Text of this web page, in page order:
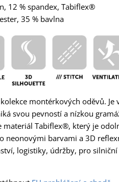
12 % spandex, Tabiflex®
35 % bavlna
montérkových oděvů.
svou pevností a nízkou
Tabiflex®, který je
neonovými barvami a 3D
logistiky, údržby, pro